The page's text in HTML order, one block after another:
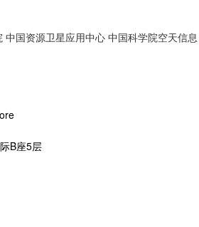
中国资源卫星应用中心 中国科学院空天信息
B座5层